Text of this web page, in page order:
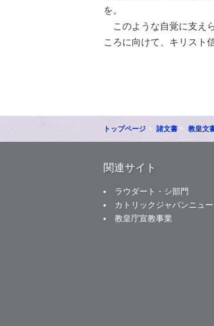
を。
このような自覚に支え
ころに向けて、キリスト
トップページ 諸文書 教皇文
関連サイト
ラウダート・シ部門
カトリックジャパンニュー
教皇庁宣教事業